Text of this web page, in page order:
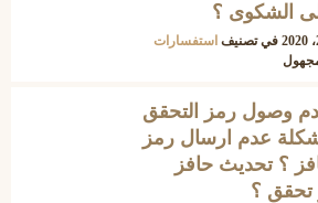
الشكوى ؟
في تصنيف استفسارات
وصول رمز التحقق
عدم ارسال رمز
؟ تحديث حافز
تحقق ؟